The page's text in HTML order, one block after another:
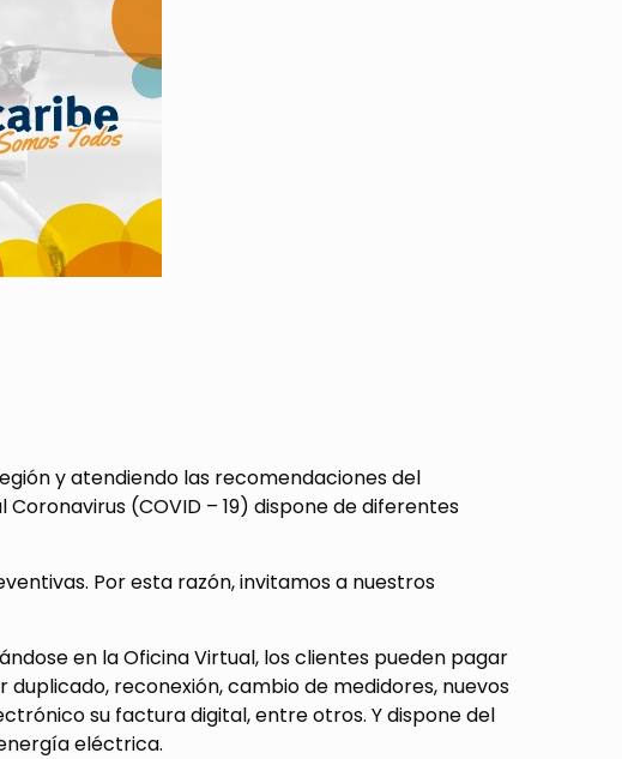
y atendiendo las recomendaciones del
(COVID – 19) dispone de diferentes
Por esta razón, invitamos a nuestros
en la Oficina Virtual, los clientes pueden pagar
reconexión, cambio de medidores, nuevos
su factura digital, entre otros. Y dispone del
eléctrica.